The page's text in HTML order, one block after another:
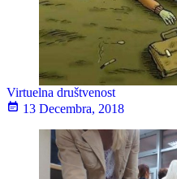
Virtuelna društvenost
13 Decembra, 2018